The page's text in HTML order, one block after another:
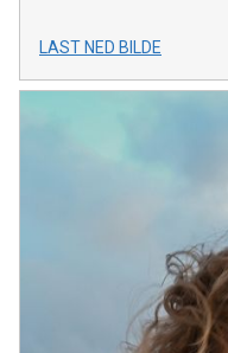
LAST NED BILDE